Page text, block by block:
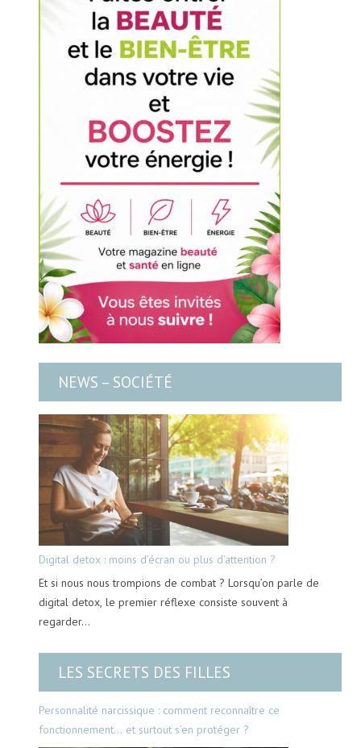
NEWS – SOCIÉTÉ
Digital detox : moins d’écran ou plus d’attention ?
Et si nous nous trompions de combat ? Lorsqu’on parle de
digital detox, le premier réflexe consiste souvent à
regarder…
LES SECRETS DES FILLES
Personnalité narcissique : comment reconnaître ce
fonctionnement… et surtout s’en protéger ?